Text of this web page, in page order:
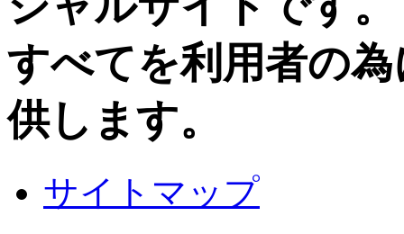
すべてを利用者の
供します。
サイトマップ